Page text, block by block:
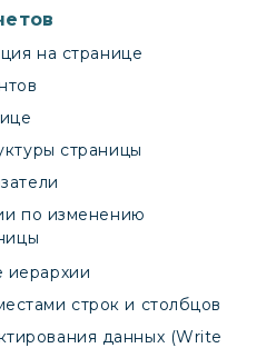
на странице
страницы
по изменению
иерархии
строк и столбцов
данных (Write